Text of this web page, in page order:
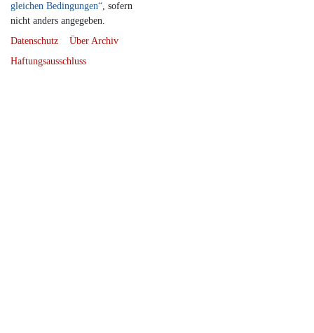
gleichen Bedingungen“, sofern
nicht anders angegeben.
Datenschutz
Über Archiv
Haftungsausschluss